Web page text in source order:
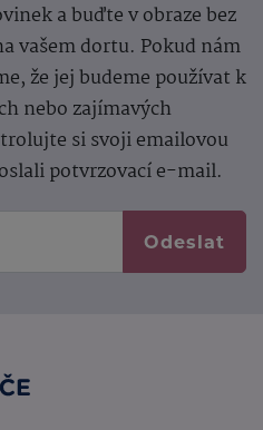
a buďte v obraze bez
vašem dortu. Pokud nám
že jej budeme používat k
nebo zajímavých
si svoji emailovou
potvrzovací e-mail.
Odeslat